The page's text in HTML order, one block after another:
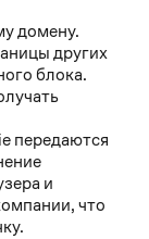
домену.
других
блока.
передаются
и
что